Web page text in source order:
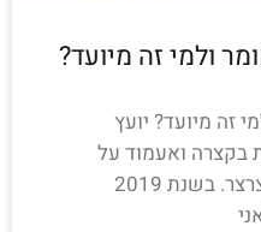
ולמי זה מיועד?
זה מיועד? יועץ
בקצרה ואעמוד על
ההבדלים אך לפני כן רקע קצרצר. בשנת 2019